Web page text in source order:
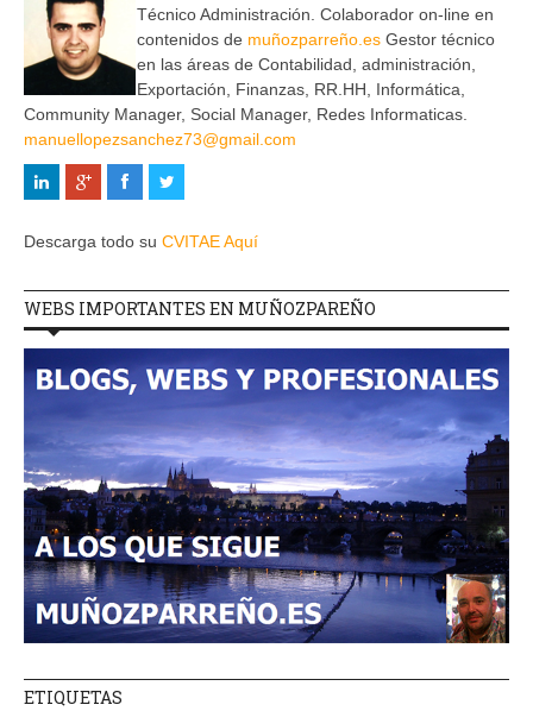
Técnico Administración. Colaborador on-line en
contenidos de muñozparreño.es Gestor técnico
en las áreas de Contabilidad, administración,
Exportación, Finanzas, RR.HH, Informática,
Community Manager, Social Manager, Redes Informaticas.
manuellopezsanchez73@gmail.com
Descarga todo su CVITAE Aquí
WEBS IMPORTANTES EN MUÑOZPAREÑO
ETIQUETAS